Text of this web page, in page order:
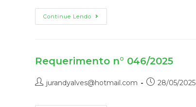
Continue Lendo
Requerimento n° 046/2025
jurandyalves@hotmail.com 28/05/2025